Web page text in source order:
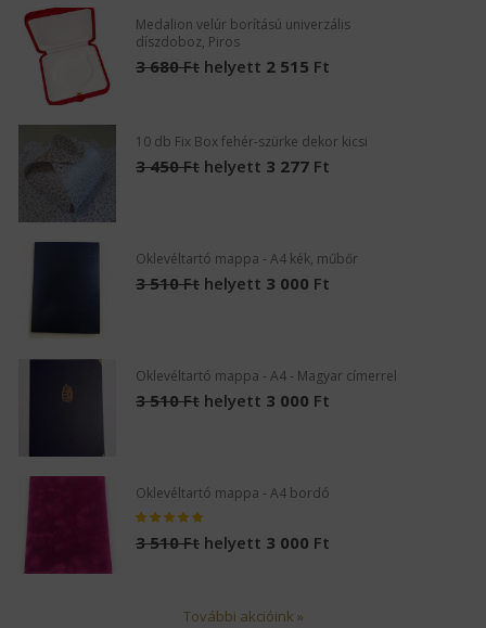
Medalion velúr borítású univerzális
díszdoboz, Piros
3 680 Ft helyett 2 515 Ft
10 db Fix Box fehér-szürke dekor kicsi
3 450 Ft helyett 3 277 Ft
Oklevéltartó mappa - A4 kék, műbőr
3 510 Ft helyett 3 000 Ft
Oklevéltartó mappa - A4 - Magyar címerrel
3 510 Ft helyett 3 000 Ft
Oklevéltartó mappa - A4 bordó
3 510 Ft helyett 3 000 Ft
További akcióink »